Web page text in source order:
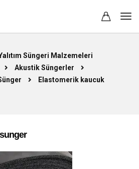
Süngeri Malzemeleri
Akustik Süngerler
Elastomerik kaucuk